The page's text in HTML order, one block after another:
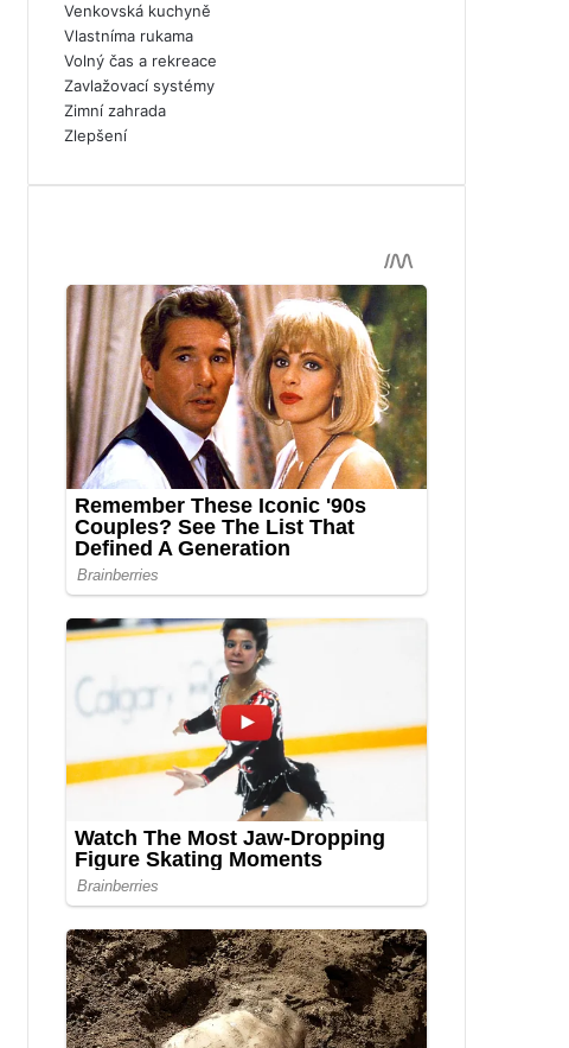
Venkovská kuchyně
Vlastníma rukama
Volný čas a rekreace
Zavlažovací systémy
Zimní zahrada
Zlepšení